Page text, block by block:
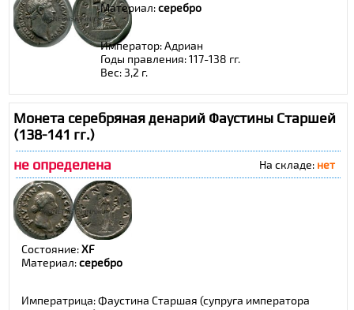
Материал:cеребро
Император: Адриан
Годы правления: 117-138 гг.
Вес: 3,2 г.
Монета серебряная денарий Фаустины Старшей
(138-141 гг.)
не определена
На складе: нет
Состояние:XF
Материал:cеребро
Императрица: Фаустина Старшая (супруга императора